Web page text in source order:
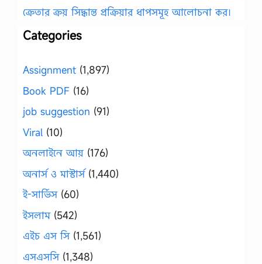
ক্রেতার ক্রয় সিদ্ধান্ত প্রক্রিয়ার ধাপসমূহ আলোচনা কর।
Categories
Assignment (1,897)
Book PDF (16)
job suggestion (91)
Viral (10)
অনলাইনে আয় (176)
অনার্স ও মাস্টার্স(1,440)
ই-সার্ভিস(60)
ইসলাম(542)
এইচ এস সি(1,561)
এসএসসি(1,348)